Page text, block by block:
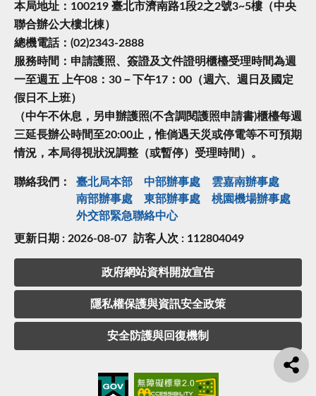
本局地址：100219 臺北市濟南路1段2之2號3~5樓（中央
聯合辦公大樓北棟）
總機電話：(02)2343-2888
服務時間：申請護照、簽證及文件證明櫃檯受理時間為週
一至週五 上午08：30－下午17：00（週六、週日及國定
假日不上班）
（中午不休息，另申辦護照(不含調閱護照申請書)櫃檯每週
三延長辦公時間至20:00止，惟倘遇天災或停電等不可預期
情況，本局得視狀況調整（或暫停）受理時間）。
聯絡我們： 臺北局本部 中部辦事處
雲嘉南辦事處
南部辦事處
東部辦事處
桃園機場辦事處
外交部緊急聯絡中⼼
更新日期 : 2026-08-07 訪客人次 : 112804049
政府網站資料開放宣告
隱私權保護與資訊安全政策
安全防護與回復機制